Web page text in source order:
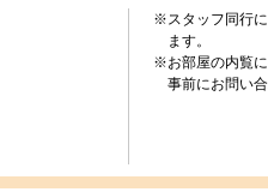
※スタッフ同行
ます。
※お部屋の内覧に
事前にお問い